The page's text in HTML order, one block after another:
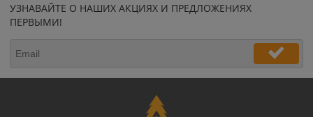
УЗНАВАЙТЕ О НАШИХ АКЦИЯХ И ПРЕДЛОЖЕНИЯХ
ПЕРВЫМИ!